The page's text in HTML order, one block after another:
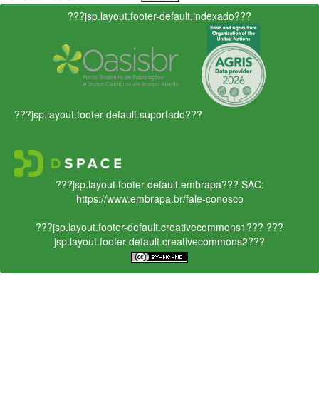
???jsp.layout.footer-default.indexado???
???jsp.layout.footer-default.suportado???
???jsp.layout.footer-default.embrapa??? SAC:
https://www.embrapa.br/fale-conosco
???jsp.layout.footer-default.creativecommons1??? ???
jsp.layout.footer-default.creativecommons2???